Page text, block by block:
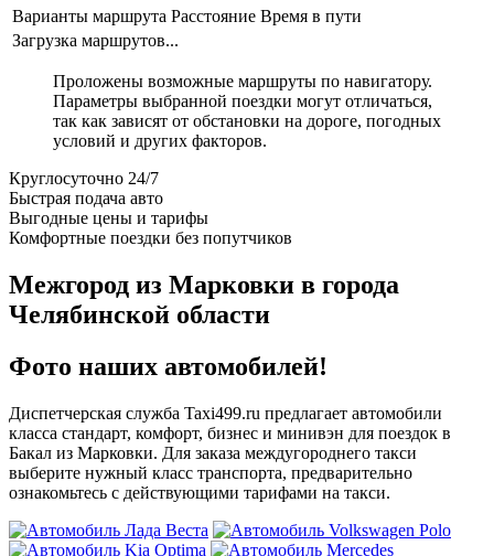
Варианты маршрута Расстояние Время в пути
Загрузка маршрутов...
Проложены возможные маршруты по навигатору.
Параметры выбранной поездки могут отличаться,
так как зависят от обстановки на дороге, погодных
условий и других факторов.
Круглосуточно 24/7
Быстрая подача авто
Выгодные цены и тарифы
Комфортные поездки без попутчиков
Межгород из Марковки в города
Челябинской области
Фото наших автомобилей!
Диспетчерская служба Taxi499.ru предлагает автомобили
класса стандарт, комфорт, бизнес и минивэн для поездок в
Бакал из Марковки. Для заказа междугороднего такси
выберите нужный класс транспорта, предварительно
ознакомьтесь с действующими тарифами на такси.